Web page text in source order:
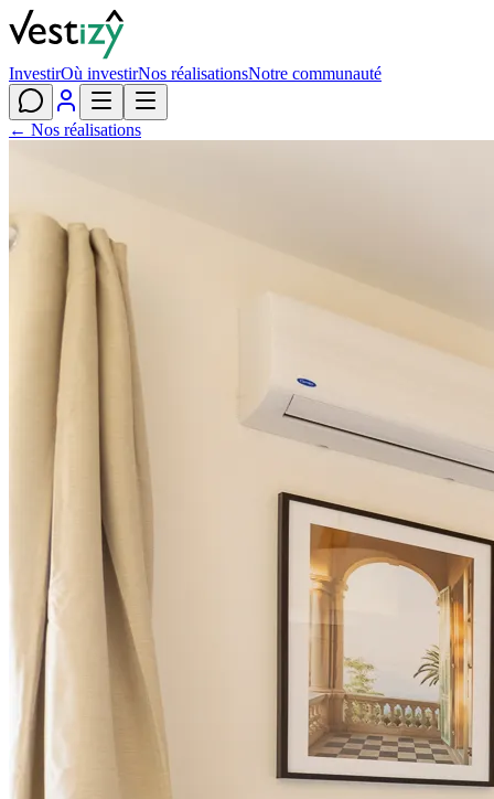
InvestirOù investirNos réalisationsNotre communauté
← Nos réalisations